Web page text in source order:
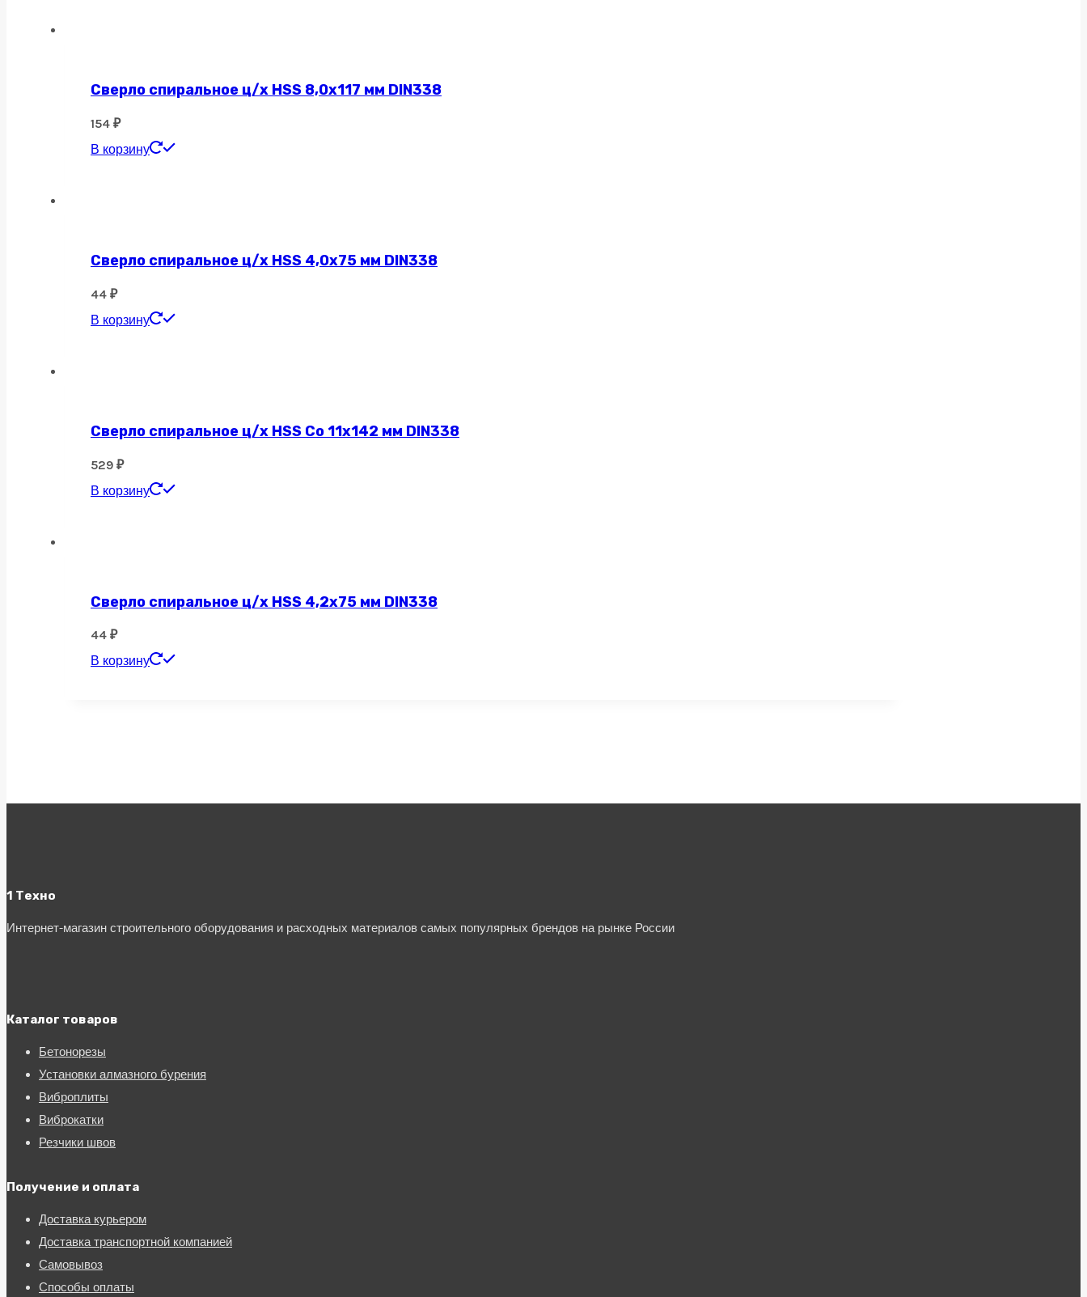
Сверло спиральное ц/х HSS 8,0х117 мм DIN338
154 ₽
В корзину
Сверло спиральное ц/х HSS 4,0х75 мм DIN338
44 ₽
В корзину
Сверло спиральное ц/х HSS Co 11х142 мм DIN338
529 ₽
В корзину
Сверло спиральное ц/х HSS 4,2х75 мм DIN338
44 ₽
В корзину
1 Техно
Интернет-магазин строительного оборудования и расходных материалов самых популярных брендов на рынке России
Каталог товаров
Бетонорезы
Установки алмазного бурения
Виброплиты
Виброкатки
Резчики швов
Получение и оплата
Доставка курьером
Доставка транспортной компанией
Самовывоз
Способы оплаты